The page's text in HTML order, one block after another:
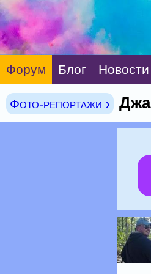
Форум Блог Новости
Фото-репортажи ›